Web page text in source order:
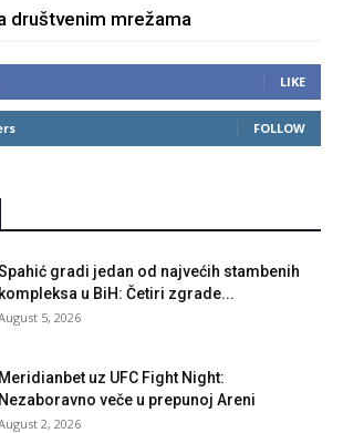
društvenim mrežama
LIKE
FOLLOW
gradi jedan od najvećih stambenih
kompleksa u BiH: Četiri zgrade...
5, 2026
Meridianbet uz UFC Fight Night:
Nezaboravno veče u prepunoj Areni
2, 2026